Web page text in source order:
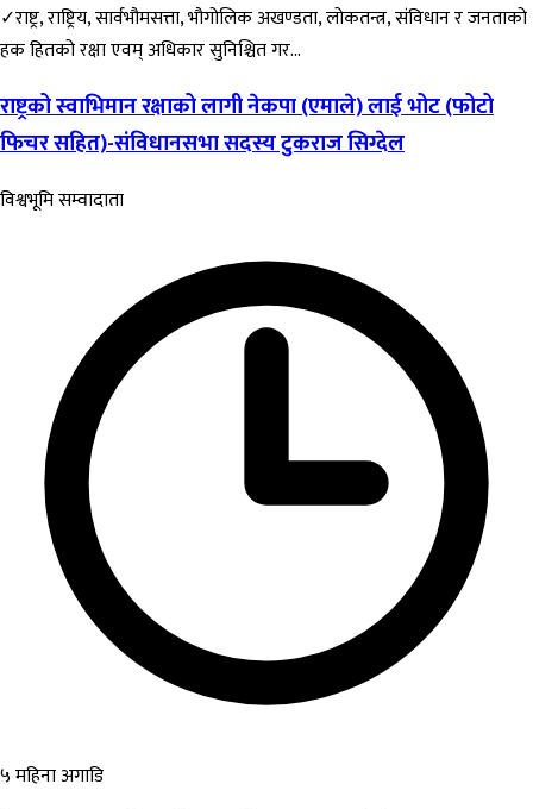
✓राष्ट्र, राष्ट्रिय, सार्वभौमसत्ता, भौगोलिक अखण्डता, लोकतन्त्र, संविधान र जनताको
हक हितको रक्षा एवम् अधिकार सुनिश्चित गर...
राष्ट्रको स्वाभिमान रक्षाको लागी नेकपा (एमाले) लाई भोट (फोटो
फिचर सहित)-संविधानसभा सदस्य टुकराज सिग्देल
विश्वभूमि सम्वादाता
५ महिना अगाडि